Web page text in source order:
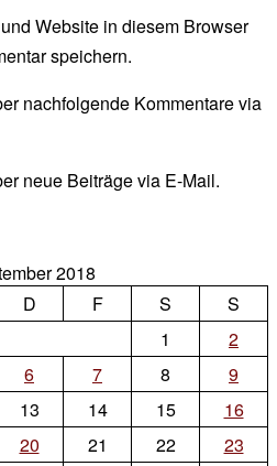
Website in diesem Browser
speichern.
nachfolgende Kommentare via
neue Beiträge via E-Mail.
2018
D F S
S
1
2
6 7 8
9
13 14 15
16
20 21 22
23